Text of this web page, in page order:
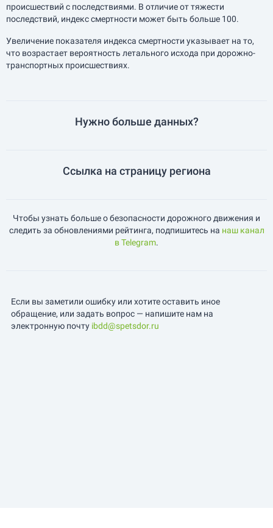
происшествий с последствиями. В отличие от тяжести
последствий, индекс смертности может быть больше 100.
Увеличение показателя индекса смертности указывает на то,
что возрастает вероятность летального исхода при дорожно-
транспортных происшествиях.
Нужно больше данных?
Ссылка на страницу региона
Чтобы узнать больше о безопасности дорожного движения и
следить за обновлениями рейтинга, подпишитесь на наш канал
в Telegram.
Если вы заметили ошибку или хотите оставить иное
обращение, или задать вопрос — напишите нам на
электронную почту ibdd@spetsdor.ru